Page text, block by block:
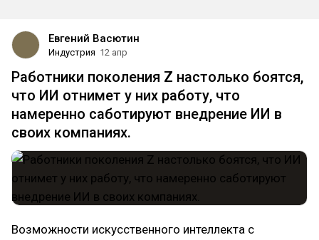
Евгений Васютин
Индустрия 12 апр
Работники поколения Z настолько боятся,
что ИИ отнимет у них работу, что
намеренно саботируют внедрение ИИ в
своих компаниях.
Возможности искусственного интеллекта с